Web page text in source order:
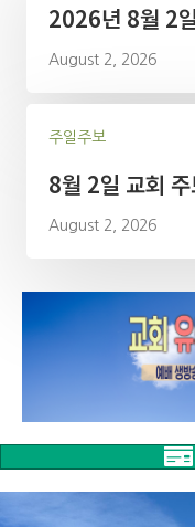
2026년 8월 2
August 2, 2026
주일주보
8월 2일 교회
August 2, 2026